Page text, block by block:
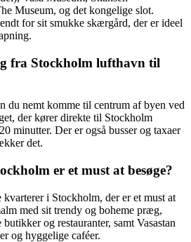
Museum, og det kongelige slot.
for sit smukke skærgård, der er ideel
fra Stockholm lufthavn til
du nemt komme til centrum af byen ved
der kører direkte til Stockholm
minutter. Der er også busser og taxaer
det.
er et must at besøge?
i Stockholm, der er et must at
med sit trendy og boheme præg,
og restauranter, samt Vasastan
og hyggelige caféer.